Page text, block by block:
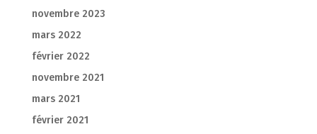
novembre 2023
mars 2022
février 2022
novembre 2021
mars 2021
février 2021